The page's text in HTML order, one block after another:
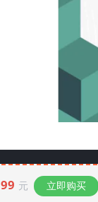
99 元 立即购买